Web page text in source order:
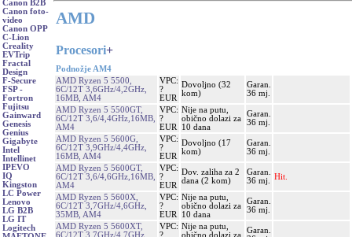
Canon B2B
Canon foto-
video
Canon OPP
C-Lion
Creality
EVTrip
Fractal
Design
F-Secure
FSP -
Fortron
Fujitsu
Gainward
Genesis
Genius
Gigabyte
Intel
Intellinet
IPEVO
IQ
Kingston
LC Power
Lenovo
LG B2B
LG IT
Logitech
AMD
Procesori+
Podnožje AM4
AMD Ryzen 5 5500,
6C/12T 3,6GHz/4,2GHz,
16MB, AM4
VPC:
?
EUR
Dovoljno (32
kom)
Garan.
36 mj.
AMD Ryzen 5 5500GT,
6C/12T 3,6/4,4GHz,16MB,
AM4
VPC:
?
EUR
Nije na putu,
obično dolazi za
10 dana
Garan.
36 mj.
AMD Ryzen 5 5600G,
6C/12T 3,9GHz/4,4GHz,
16MB, AM4
VPC:
?
EUR
Dovoljno (17
kom)
Garan.
36 mj.
AMD Ryzen 5 5600GT,
6C/12T 3,6/4,6GHz,16MB,
AM4
VPC:
?
EUR
Dov. zaliha za 2
dana (2 kom)
Garan.
36 mj.
Hit.
AMD Ryzen 5 5600X,
6C/12T 3,7GHz/4,6GHz,
35MB, AM4
VPC:
?
EUR
Nije na putu,
obično dolazi za
10 dana
Garan.
36 mj.
AMD Ryzen 5 5600XT,
6C/12T 3,7GHz/4,7GHz,
VPC:
?
Nije na putu,
obično dolazi za
Garan.